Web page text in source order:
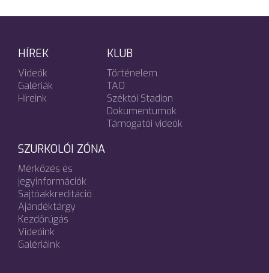
HÍREK
Videók
Galériák
Híreink
KLUB
Történelem
TAO
Széktói Stadion
Dokumentumok
Támogatói videók
SZURKOLÓI ZÓNA
Mérkőzés és
jegyinformációk
Sajtóakkreditáció
Ajándéktárgy
Kezdőrúgás
Videóink
Galériáink